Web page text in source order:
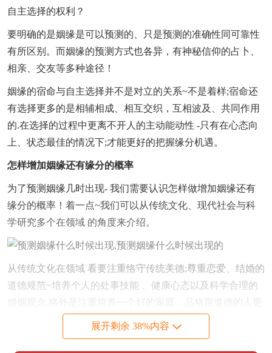
自主选择的权利？
要明确的是姻缘是可以预测的、只是预测的准确性同可靠性
有所区别。而姻缘的预测方式也各异，有神秘信仰的占卜、
相亲、交友等多种途径！
姻缘的宿命与自主选择并不是对立的关系~不是着样;宿命还
有选择更多的是相辅相成、相互交织，互相波及、共同作用
的.在选择的过程中更离不开人的主动能动性 -只有在心态向
上、状态最佳的情况下;才能更好的把握缘分机遇。
怎样增加姻缘还有缘分的概率
为了预测姻缘几时出现- 我们需要认识怎样做增加姻缘还有
缘分的概率！着一点~我们可以从传统文化、现代社会与科
学研究多个在领域 的角度来介绍。
从传统文化在领域 看要注重恪守传统美德;尊重恋爱、结婚的
道德规范~培养个人的处事技能 、健康心态以及科学合理的
婚姻观念.格外是注重培养一个好的家庭、品格跟道德的人更
有助于 增加姻缘与缘分的概率。
从现代社会在领域 看通过形形色色途径扩展人际交往的层次
展开剩余 38%内容